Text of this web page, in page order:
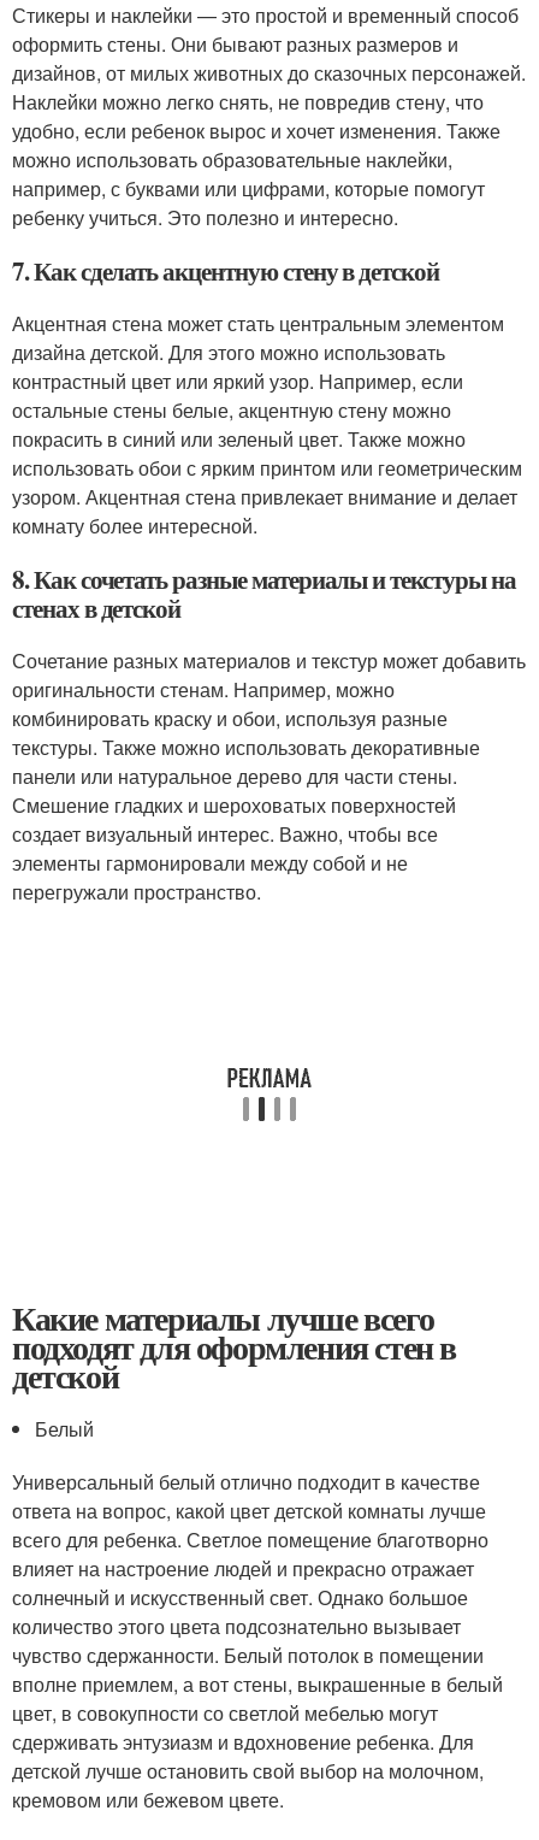
Стикеры и наклейки — это простой и временный способ
оформить стены. Они бывают разных размеров и
дизайнов, от милых животных до сказочных персонажей.
Наклейки можно легко снять, не повредив стену, что
удобно, если ребенок вырос и хочет изменения. Также
можно использовать образовательные наклейки,
например, с буквами или цифрами, которые помогут
ребенку учиться. Это полезно и интересно.
7. Как сделать акцентную стену в детской
Акцентная стена может стать центральным элементом
дизайна детской. Для этого можно использовать
контрастный цвет или яркий узор. Например, если
остальные стены белые, акцентную стену можно
покрасить в синий или зеленый цвет. Также можно
использовать обои с ярким принтом или геометрическим
узором. Акцентная стена привлекает внимание и делает
комнату более интересной.
8. Как сочетать разные материалы и текстуры на
стенах в детской
Сочетание разных материалов и текстур может добавить
оригинальности стенам. Например, можно
комбинировать краску и обои, используя разные
текстуры. Также можно использовать декоративные
панели или натуральное дерево для части стены.
Смешение гладких и шероховатых поверхностей
создает визуальный интерес. Важно, чтобы все
элементы гармонировали между собой и не
перегружали пространство.
Какие материалы лучше всего
подходят для оформления стен в
детской
Белый
Универсальный белый отлично подходит в качестве
ответа на вопрос, какой цвет детской комнаты лучше
всего для ребенка. Светлое помещение благотворно
влияет на настроение людей и прекрасно отражает
солнечный и искусственный свет. Однако большое
количество этого цвета подсознательно вызывает
чувство сдержанности. Белый потолок в помещении
вполне приемлем, а вот стены, выкрашенные в белый
цвет, в совокупности со светлой мебелью могут
сдерживать энтузиазм и вдохновение ребенка. Для
детской лучше остановить свой выбор на молочном,
кремовом или бежевом цвете.